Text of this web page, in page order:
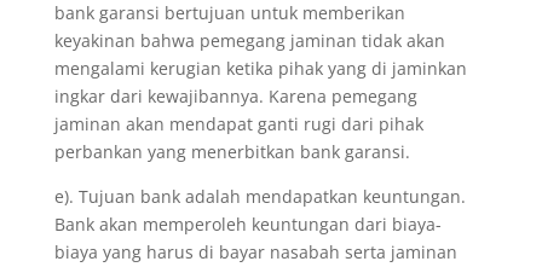
bank garansi bertujuan untuk memberikan
keyakinan bahwa pemegang jaminan tidak akan
mengalami kerugian ketika pihak yang di jaminkan
ingkar dari kewajibannya. Karena pemegang
jaminan akan mendapat ganti rugi dari pihak
perbankan yang menerbitkan bank garansi.
e). Tujuan bank adalah mendapatkan keuntungan.
Bank akan memperoleh keuntungan dari biaya-
biaya yang harus di bayar nasabah serta jaminan